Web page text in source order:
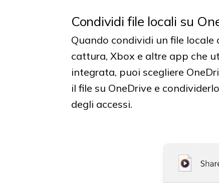
Condividi file locali su
Quando condividi un file
cattura, Xbox e altre app che
integrata, puoi scegliere
il file su OneDrive e
degli accessi.